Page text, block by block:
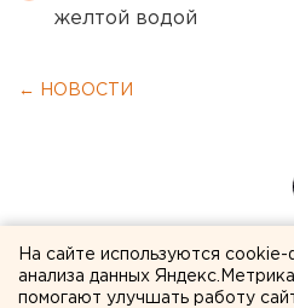
желтой водой
← НОВОСТИ
ВТБ
биометрии на
На сайте используются
анализа данных
помогают улучшать работу